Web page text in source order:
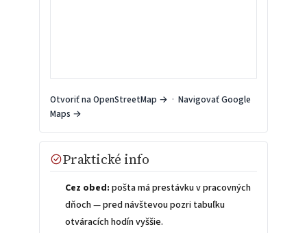
Otvoriť na OpenStreetMap → · Navigovať Google
Maps →
Praktické info
Cez obed: pošta má prestávku v pracovných
dňoch — pred návštevou pozri tabuľku
otváracích hodín vyššie.